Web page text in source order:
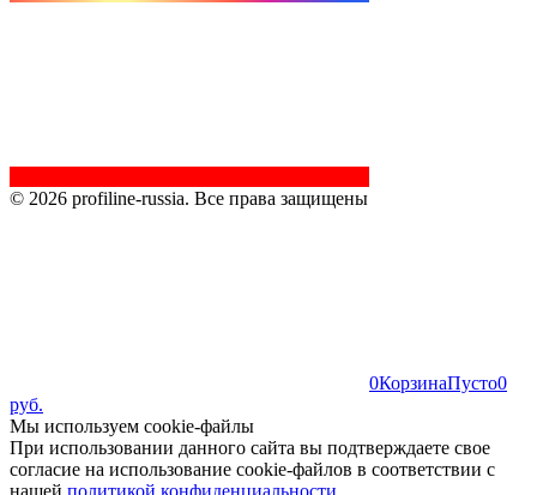
© 2026 profiline-russia. Все права защищены
0КорзинаПусто0
руб.
Мы используем cookie-файлы
При использовании данного сайта вы подтверждаете свое
согласие на использование cookie-файлов в соответствии с
нашей политикой конфиденциальности